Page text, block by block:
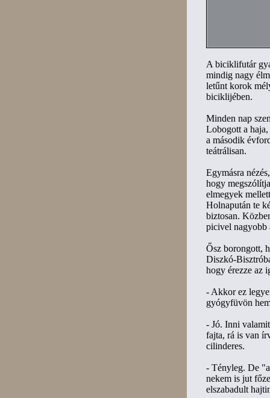
A biciklifutár
mindig nagy
letűnt korok
biciklijében.
Minden nap
Lobogott a
a második
teátrálisan.
Egymásra
hogy
elmegyek
Holnapután te
biztosan.
picivel nagyobb
Ősz borongott,
Diszkó-
hogy érezze az
- Akkor ez
gyógyfüvön
- Jó. Inni
fajta, rá is van
cilinderes.
- Tényleg. De
nekem is jut
elszabadult